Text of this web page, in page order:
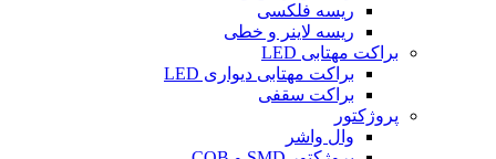
ریسه فلکسی
ریسه لاینر و خطی
براکت مهتابی LED
براکت مهتابی دیواری LED
براکت سقفی
پروژکتور
وال واشر